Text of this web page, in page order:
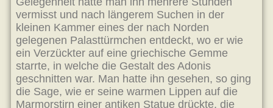
vermisst und nach längerem Suchen in der
kleinen Kammer eines der nach Norden
gelegenen Palasttürmchen entdeckt, wo er wie
ein Verzückter auf eine griechische Gemme
starrte, in welche die Gestalt des Adonis
geschnitten war. Man hatte ihn gesehen, so ging
die Sage, wie er seine warmen Lippen auf die
Marmorstirn einer antiken Statue drückte, die